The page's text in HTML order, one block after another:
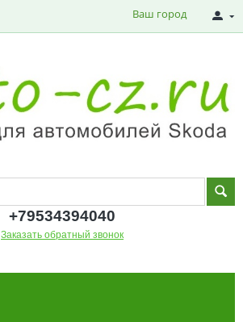
Ваш город
+79534394040
Заказать обратный звонок